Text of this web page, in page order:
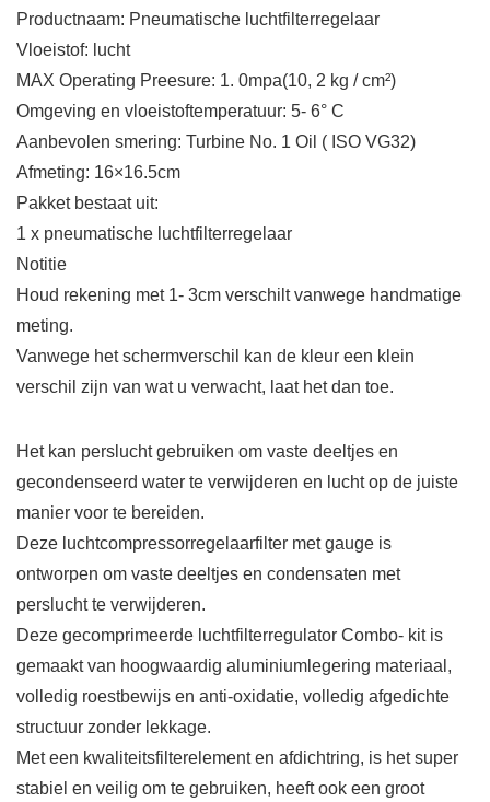
Productnaam: Pneumatische luchtfilterregelaar
Vloeistof: lucht
MAX Operating Preesure: 1. 0mpa(10, 2 kg / cm²)
Omgeving en vloeistoftemperatuur: 5- 6° C
Aanbevolen smering: Turbine No. 1 Oil ( ISO VG32)
Afmeting: 16×16.5cm
Pakket bestaat uit:
1 x pneumatische luchtfilterregelaar
Notitie
Houd rekening met 1- 3cm verschilt vanwege handmatige
meting.
Vanwege het schermverschil kan de kleur een klein
verschil zijn van wat u verwacht, laat het dan toe.
Het kan perslucht gebruiken om vaste deeltjes en
gecondenseerd water te verwijderen en lucht op de juiste
manier voor te bereiden.
Deze luchtcompressorregelaarfilter met gauge is
ontworpen om vaste deeltjes en condensaten met
perslucht te verwijderen.
Deze gecomprimeerde luchtfilterregulator Combo- kit is
gemaakt van hoogwaardig aluminiumlegering materiaal,
volledig roestbewijs en anti-oxidatie, volledig afgedichte
structuur zonder lekkage.
Met een kwaliteitsfilterelement en afdichtring, is het super
stabiel en veilig om te gebruiken, heeft ook een groot